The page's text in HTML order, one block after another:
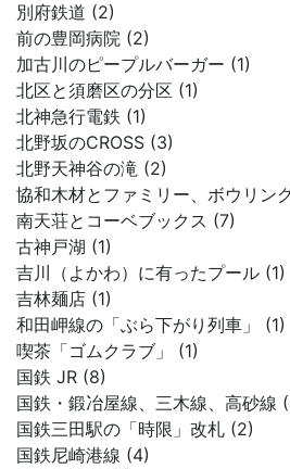
別府鉄道 (2)
前の豊岡病院 (2)
加古川のピープルバーガー (1)
北区と須磨区の分区 (1)
北神急行電鉄 (1)
北野坂のCROSS (3)
北野天神谷の滝 (2)
協和木材とファミリー、ボウリン
南天荘とコーベブックス (7)
古神戸湖 (1)
吉川（よかわ）に有ったプール (1)
吉林麺店 (1)
和田岬線の「ぶら下がり列車」 (1)
喫茶「ゴムクラブ」 (1)
国鉄 JR (8)
国鉄・鍛冶屋線、三木線、高砂線
国鉄三田駅の「時限」改札 (2)
国鉄尼崎港線 (4)